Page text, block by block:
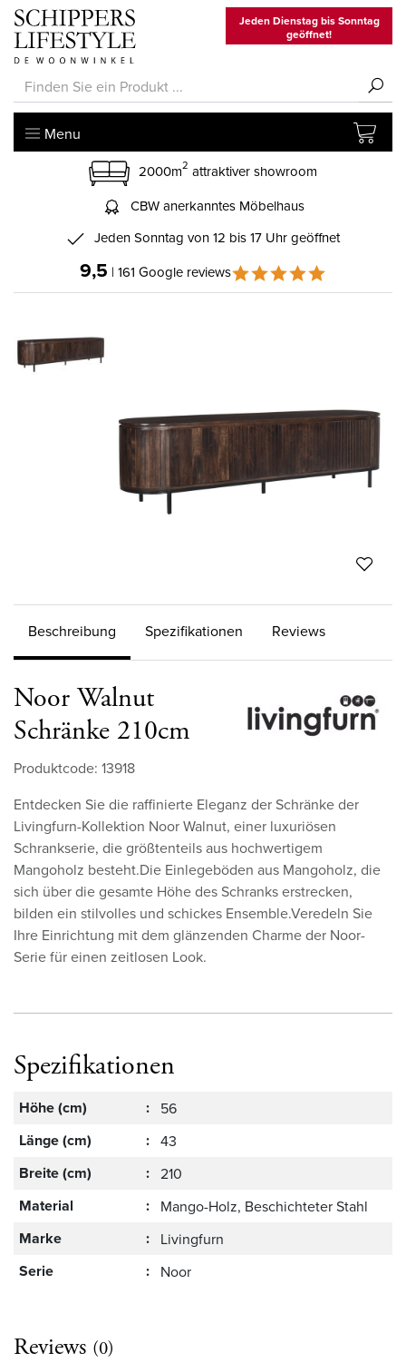
Jeden Dienstag bis Sonntag
geöffnet!
Menu
2000m2 attraktiver showroom
CBW anerkanntes Möbelhaus
Jeden Sonntag von 12 bis 17 Uhr geöffnet
9,5 | 161 Google reviews
Beschreibung Spezifikationen Reviews
Noor Walnut
Schränke 210cm
Produktcode: 13918
Entdecken Sie die raffinierte Eleganz der Schränke der
Livingfurn-Kollektion Noor Walnut, einer luxuriösen
Schrankserie, die größtenteils aus hochwertigem
Mangoholz besteht.Die Einlegeböden aus Mangoholz, die
sich über die gesamte Höhe des Schranks erstrecken,
bilden ein stilvolles und schickes Ensemble.Veredeln Sie
Ihre Einrichtung mit dem glänzenden Charme der Noor-
Serie für einen zeitlosen Look.
Spezifikationen
Höhe (cm) : 56
Länge (cm) : 43
Breite (cm) : 210
Material : Mango-Holz, Beschichteter Stahl
Marke : Livingfurn
Serie : Noor
Reviews (0)